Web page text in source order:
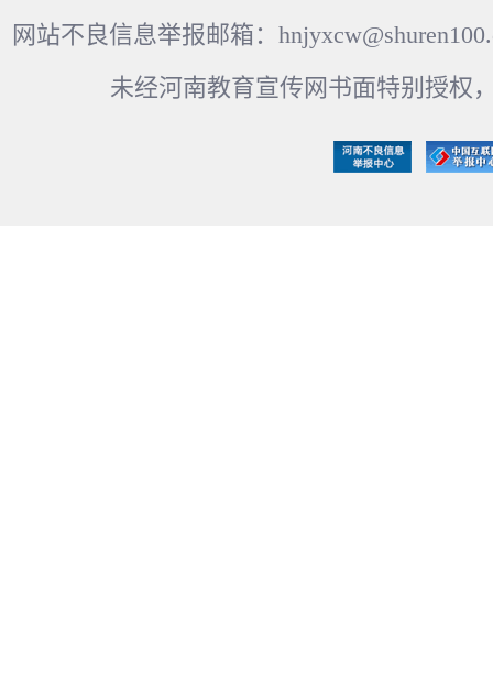
网站不良信息举报邮箱：
未经河南教育宣传网书面特别授权